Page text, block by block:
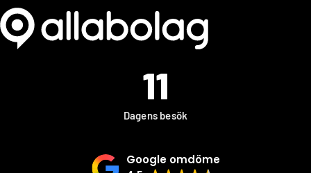
11
Dagens besök
Google omdöme